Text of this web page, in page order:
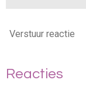
Verstuur reactie
Reacties